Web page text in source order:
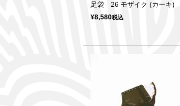
足袋 26 モザイク (カーキ)
¥8,580税込